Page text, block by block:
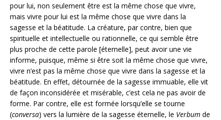
pour lui, non seulement être est la même chose que vivre,
mais vivre pour lui est la même chose que vivre dans la
sagesse et la béatitude. La créature, par contre, bien que
spirituelle et intellectuelle ou rationnelle, ce qui semble être
plus proche de cette parole [éternelle], peut avoir une vie
informe, puisque, même si être soit la même chose que vivre,
vivre n’est pas la même chose que vivre dans la sagesse et la
béatitude. En effet, détournée de la sagesse immuable, elle vit
de façon inconsidérée et misérable, c’est cela ne pas avoir de
forme. Par contre, elle est formée lorsqu’elle se tourne
(conversa) vers la lumière de la sagesse éternelle, le Verbum de